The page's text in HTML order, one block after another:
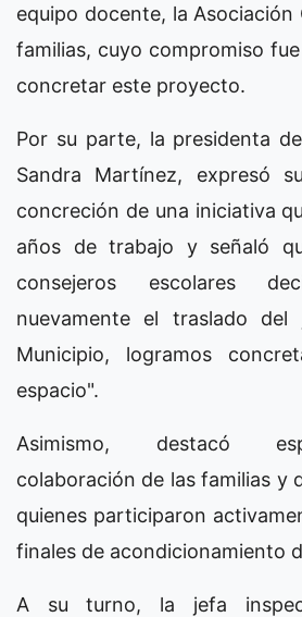
equipo docente, la
familias, cuyo compromiso
concretar este proyecto.
Por su parte, la presidenta
Sandra Martínez, expresó
concreción de una iniciativa
años de trabajo y señaló
consejeros escolares
nuevamente el traslado
Municipio, logramos
espacio".
Asimismo, destacó
colaboración de las familias y
quienes participaron
finales de acondicionamiento
A su turno, la jefa